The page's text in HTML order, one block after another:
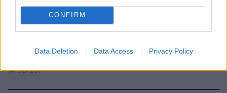
CONFIRM
Data Deletion Data Access Privacy Policy
Carceri Atti concreti per i reclusi
«Al di là dello sciopero della
fame servono azioni concrete
per i detenuti e non solidarietà».
14/08/2011